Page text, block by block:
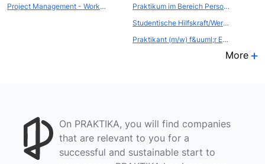
Project Management - Working Student (f/m/d)
Praktikum im Bereich Personalmanagement
Studentische Hilfskraft/Werkstudent (m/w) im Bereich Human Resources
Praktikant (m/w) f&uuml;r Employer Branding und Einstiegsprogramme
More
On PRAKTIKA, you will find companies
that are relevant to you for a
successful and sustainable start to